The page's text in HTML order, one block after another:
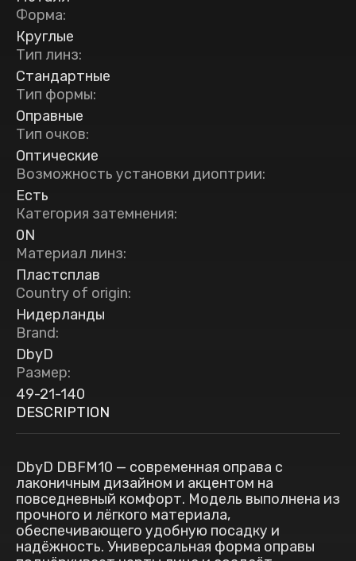
Форма:
Круглые
Тип линз:
Стандартные
Тип формы:
Оправные
Тип очков:
Оптические
Возможность установки диоптрии:
Есть
Категория затемнения:
0N
Материал линз:
Пластсплав
Country of origin:
Нидерланды
Brand:
DbyD
Размер:
49-21-140
DESCRIPTION
DbyD DBFM10 — современная оправа с
лаконичным дизайном и акцентом на
повседневный комфорт. Модель выполнена из
прочного и лёгкого материала,
обеспечивающего удобную посадку и
надёжность. Универсальная форма оправы